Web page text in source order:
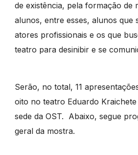
de existência, pela formação de
alunos, entre esses, alunos que
atores profissionais e os que
teatro para desinibir e se
Serão, no total, 11
oito no teatro Eduardo
sede da OST. Abaixo, segue
geral da mostra.